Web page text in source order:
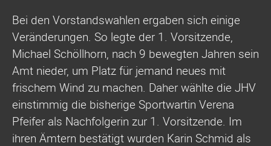
Bei den Vorstandswahlen ergaben sich einige
Veränderungen. So legte der 1. Vorsitzende,
Michael Schöllhorn, nach 9 bewegten Jahren sein
Amt nieder, um Platz für jemand neues mit
frischem Wind zu machen. Daher wählte die JHV
einstimmig die bisherige Sportwartin Verena
Pfeifer als Nachfolgerin zur 1. Vorsitzende. Im
ihren Ämtern bestätigt wurden Karin Schmid als